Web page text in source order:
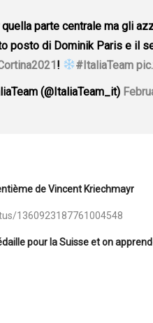
parte centrale ma gli
posto di Dominik Paris e il
! #ItaliaTeam
(@ItaliaTeam_it)
de Vincent Kriechmayr
1360923187761004548
pour la Suisse et on